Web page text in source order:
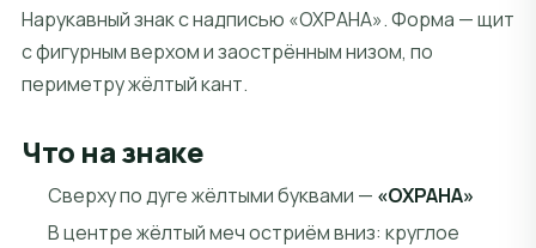
Нарукавный знак с надписью «ОХРАНА». Форма — щит
с фигурным верхом и заострённым низом, по
периметру жёлтый кант.
Что на знаке
Сверху по дуге жёлтыми буквами — «ОХРАНА»
В центре жёлтый меч остриём вниз: круглое